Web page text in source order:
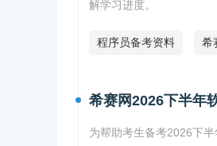
解学习进度。
程序员备考资料 希
希赛网2026下半年
为帮助考生备考2026下